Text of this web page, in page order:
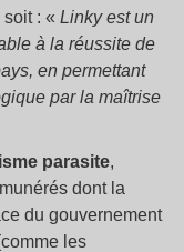
: « Linkyest un
à la réussite de
en permettant
par la maîtrise
parasite,
dont la
du gouvernement
les